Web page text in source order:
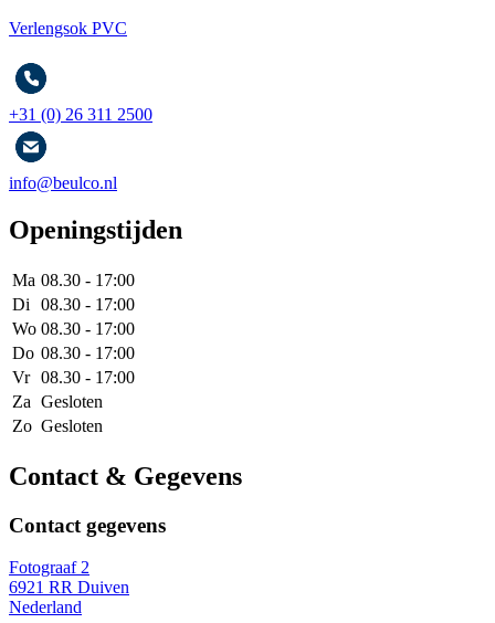
Verlengsok PVC
+31 (0) 26 311 2500
info@beulco.nl
Openingstijden
Ma 08.30 - 17:00
Di
08.30 - 17:00
Wo 08.30 - 17:00
Do 08.30 - 17:00
Vr 08.30 - 17:00
Za Gesloten
Zo Gesloten
Contact & Gegevens
Contact gegevens
Fotograaf 2
6921 RR Duiven
Nederland